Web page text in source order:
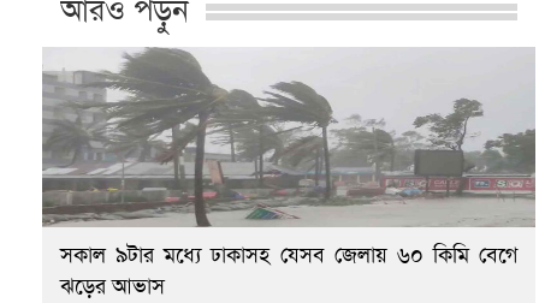
আরও পড়ুন
সকাল ৯টার মধ্যে ঢাকাসহ যেসব জেলায় ৬০ কিমি বেগে
ঝড়ের আভাস